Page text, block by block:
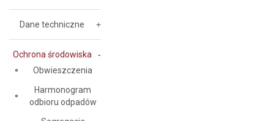
Dane techniczne
Ochrona środowiska
Obwieszczenia
Harmonogram
odbioru odpadów